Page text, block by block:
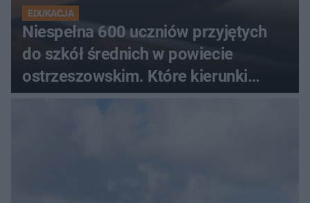
EDUKACJA
Niespełna 600 uczniów przyjętych
do szkół średnich w powiecie
ostrzeszowskim. Które kierunki
wybierali najczęściej?